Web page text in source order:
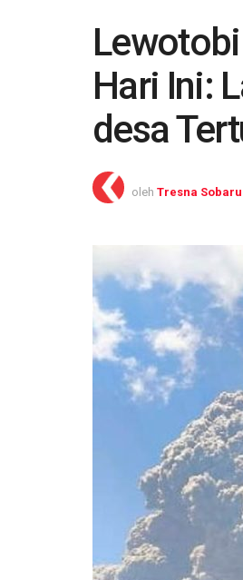
Hari Ini:
desa
oleh Tresna